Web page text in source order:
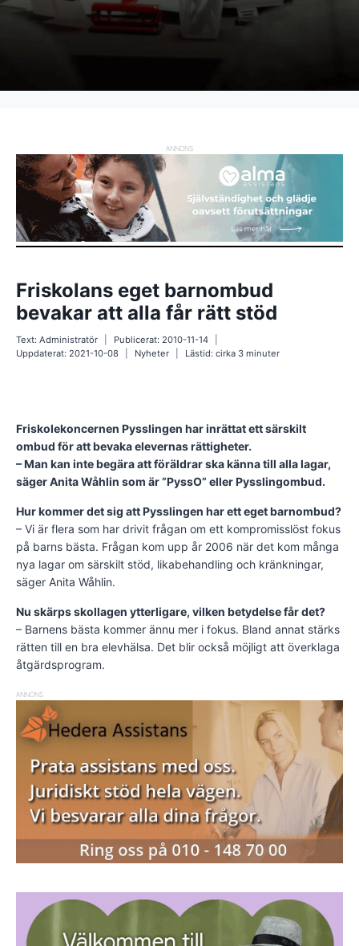
ANNONS
Friskolans eget barnombud
bevakar att alla får rätt stöd
Text: Administratör Publicerat: 2010-11-14
Uppdaterat: 2021-10-08 Nyheter Lästid: cirka 3minuter
Friskolekoncernen Pysslingen har inrättat ett särskilt
ombud för att bevaka elevernas rättigheter.
– Man kan inte begära att föräldrar ska känna till alla lagar,
säger Anita Wåhlin som är ”PyssO” eller Pysslingombud.
Hur kommer det sig att Pysslingen har ett eget barnombud?
– Vi är flera som har drivit frågan om ett kompromisslöst fokus
på barns bästa. Frågan kom upp år 2006 när det kom många
nya lagar om särskilt stöd, likabehandling och kränkningar,
säger Anita Wåhlin.
Nu skärps skollagen ytterligare, vilken betydelse får det?
– Barnens bästa kommer ännu mer i fokus. Bland annat stärks
rätten till en bra elevhälsa. Det blir också möjligt att överklaga
åtgärdsprogram.
ANNONS